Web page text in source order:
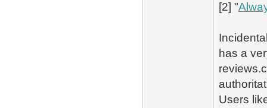
[2] "
has a
Users